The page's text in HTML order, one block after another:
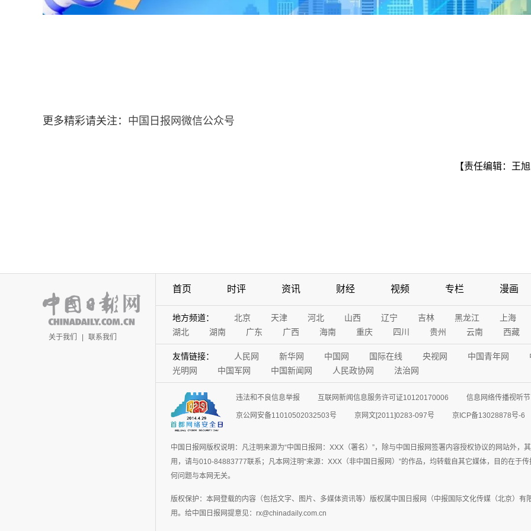
更多精彩请关注： 中国日报网微信公众号
【责任编辑：王
关于我们 | 联系我们
首页 时评 资讯 财经 视频 专栏 漫画
地方频道： 北京 天津 河北 山西 辽宁 吉林 黑龙江
上海
湖北
湖南 广东 广西 海南 重庆 四川 贵州 云南 西藏
友情链接： 人民网 新华网 中国网 国际在线 央视网 中国青年网
光明网
中国军网 中国新闻网 人民政协网 法治网
违法和不良信息举报 互联网新闻信息服务许可证10120170006 信息网络传播视听
京公网安备11010502032503号 京网文[2011]0283-097号 京ICP备13028878号-6
中国日报网版权说明：凡注明来源为“中国日报网：XXX（署名）”，除与中国日报网签署内容授权协议的网站外
用，请与010-84883777联系；凡本网注明“来源：XXX（非中国日报网）”的作品，均转载自其它媒体，目的在于
何问题与本网无关。
版权保护：本网登载的内容（包括文字、图片、多媒体资讯等）版权属中国日报网（中报国际文化传媒（北京）
用。给中国日报网提意见：rx@chinadaily.com.cn